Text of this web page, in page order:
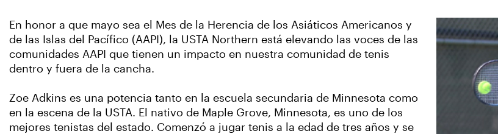
En honor a que mayo sea el Mes de la Herencia de los Asiáticos Americanos y
de las Islas del Pacífico (AAPI), la USTA Northern está elevando las voces de las
comunidades AAPI que tienen un impacto en nuestra comunidad de tenis
dentro y fuera de la cancha.
Zoe Adkins es una potencia tanto en la escuela secundaria de Minnesota como
en la escena de la USTA. El nativo de Maple Grove, Minnesota, es uno de los
mejores tenistas del estado. Comenzó a jugar tenis a la edad de tres años y se